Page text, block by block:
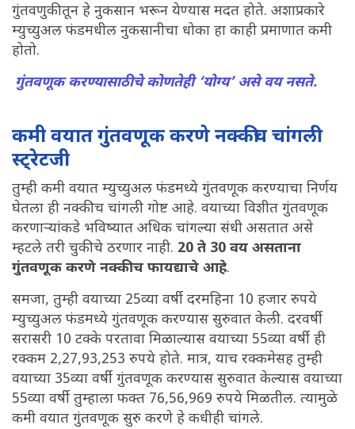
गुंतवणुकीतून हे नुकसान भरून येण्यास मदत होते. अशाप्रकारे
म्युच्युअल फंडमधील नुकसानीचा धोका हा काही प्रमाणात कमी
होतो.
गुंतवणूक करण्यासाठीचे कोणतेही ‘योग्य’ असे वय नसते.
कमी वयात गुंतवणूक करणे नक्कीच चांगली
स्ट्रेटजी
तुम्ही कमी वयात म्युच्युअल फंडमध्ये गुंतवणूक करण्याचा निर्णय
घेतला ही नक्कीच चांगली गोष्ट आहे. वयाच्या विशीत गुंतवणूक
करणाऱ्यांकडे भविष्यात अधिक चांगल्या संधी असतात असे
म्हटले तरी चुकीचे ठरणार नाही. 20 ते 30 वय असताना
गुंतवणूक करणे नक्कीच फायद्याचे आहे.
समजा, तुम्ही वयाच्या 25व्या वर्षी दरमहिना 10 हजार रुपये
म्युच्युअल फंडमध्ये गुंतवणूक करण्यास सुरुवात केली. दरवर्षी
सरासरी 10 टक्के परतावा मिळाल्यास वयाच्या 55व्या वर्षी ही
रक्कम 2,27,93,253 रुपये होते. मात्र, याच रक्कमेसह तुम्ही
वयाच्या 35व्या वर्षी गुंतवणूक करण्यास सुरुवात केल्यास वयाच्या
55व्या वर्षी तुम्हाला फक्त 76,56,969 रुपये मिळतील. त्यामुळे
कमी वयात गुंतवणूक सुरु करणे हे कधीही चांगले.